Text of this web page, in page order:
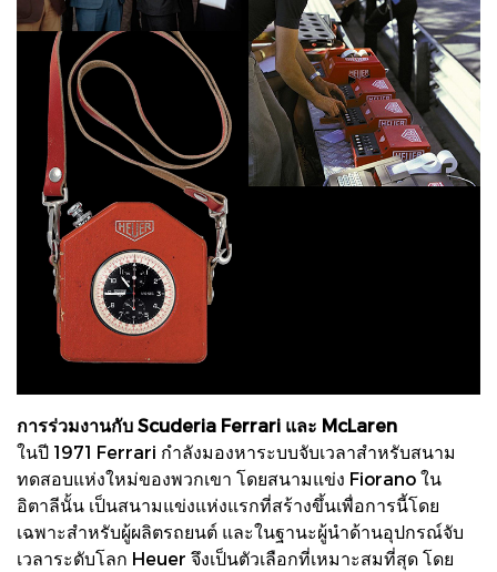
การร่วมงานกับ Scuderia Ferrari และ McLaren
ในปี 1971 Ferrari กำลังมองหาระบบจับเวลาสำหรับสนาม
ทดสอบแห่งใหม่ของพวกเขา โดยสนามแข่ง Fiorano ใน
อิตาลีนั้น เป็นสนามแข่งแห่งแรกที่สร้างขึ้นเพื่อการนี้โดย
เฉพาะสำหรับผู้ผลิตรถยนต์ และในฐานะผู้นำด้านอุปกรณ์จับ
เวลาระดับโลก Heuer จึงเป็นตัวเลือกที่เหมาะสมที่สุด โดย